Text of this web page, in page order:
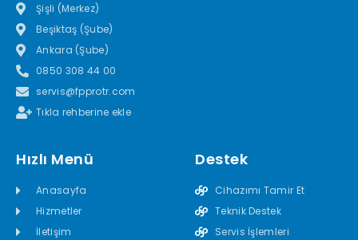
Şişli (Merkez)
Beşiktaş (Şube)
Ankara (Şube)
0850 308 44 00
servis@fpprotr.com
Tıkla rehberine ekle
Hızlı Menü
Anasayfa
Hizmetler
İletişim
Destek
Cihazımı Tamir Et
Teknik Destek
Servis İşlemleri